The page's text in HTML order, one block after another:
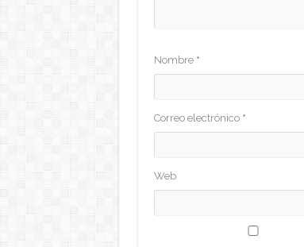
Nombre *
Correo electrónico *
Web